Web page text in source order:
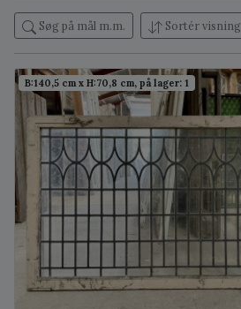
Søg på mål m.m. Sortér visning
B:140,5 cm x H:70,8 cm, på lager: 1